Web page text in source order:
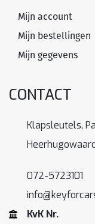
Mijn account
Mijn bestellingen
Mijn gegevens
CONTACT
Klapsleutels,
072-5723101
KvK Nr.